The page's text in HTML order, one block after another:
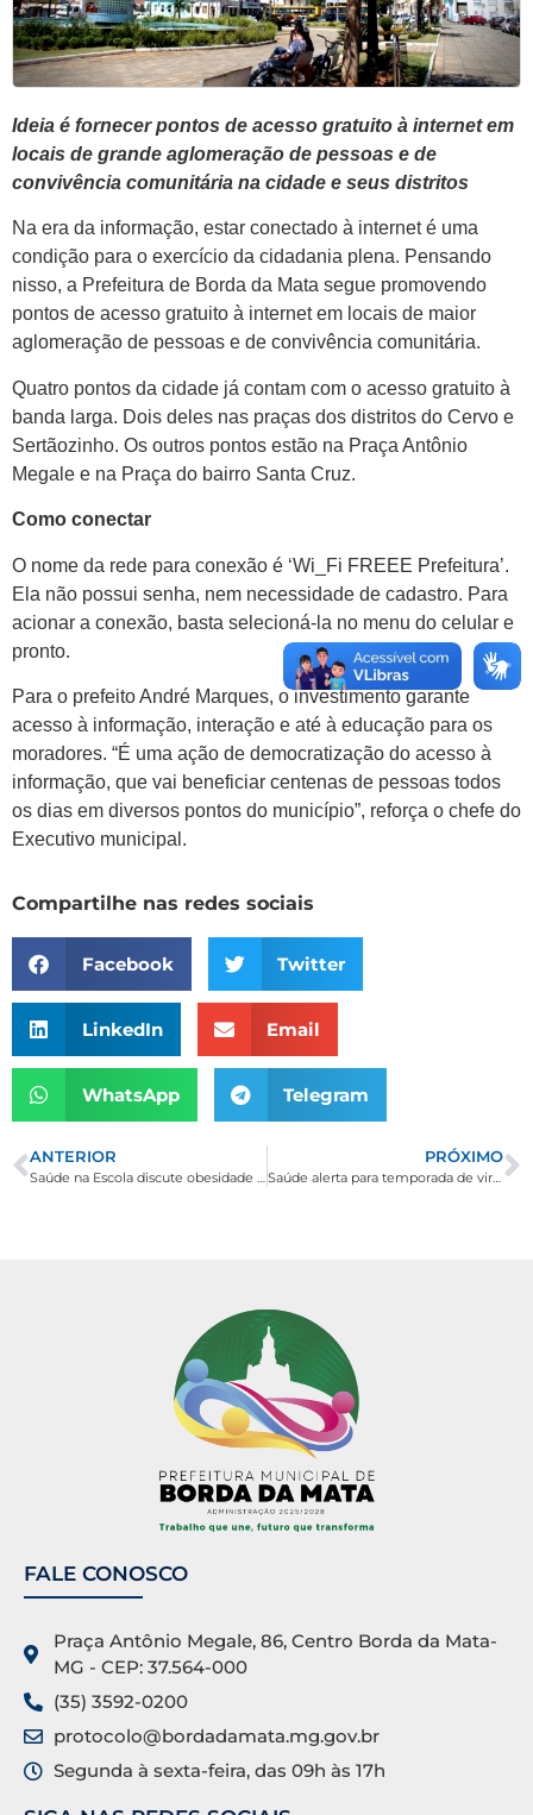
Ideia é fornecer pontos de acesso gratuito à internet em
locais de grande aglomeração de pessoas e de
convivência comunitária na cidade e seus distritos
Na era da informação, estar conectado à internet é uma
condição para o exercício da cidadania plena. Pensando
nisso, a Prefeitura de Borda da Mata segue promovendo
pontos de acesso gratuito à internet em locais de maior
aglomeração de pessoas e de convivência comunitária.
Quatro pontos da cidade já contam com o acesso gratuito à
banda larga. Dois deles nas praças dos distritos do Cervo e
Sertãozinho. Os outros pontos estão na Praça Antônio
Megale e na Praça do bairro Santa Cruz.
Como conectar
O nome da rede para conexão é ‘Wi_Fi FREEE Prefeitura’.
Ela não possui senha, nem necessidade de cadastro. Para
acionar a conexão, basta selecioná-la no menu do celular e
pronto.
Para o prefeito André Marques, o investimento garante
acesso à informação, interação e até à educação para os
moradores. “É uma ação de democratização do acesso à
informação, que vai beneficiar centenas de pessoas todos
os dias em diversos pontos do município”, reforça o chefe do
Executivo municipal.
Compartilhe nas redes sociais
Facebook Twitter
LinkedIn Email
WhatsApp Telegram
ANTERIOR
Saúde na Escola discute obesidade infantil com estudantes
PRÓXIMO
Saúde alerta para temporada de viroses: higiene é a melhor forma de prevenção
FALE CONOSCO
Praça Antônio Megale, 86, Centro Borda da Mata-
MG - CEP: 37.564-000
(35) 3592-0200
protocolo@bordadamata.mg.gov.br
Segunda à sexta-feira, das 09h às 17h